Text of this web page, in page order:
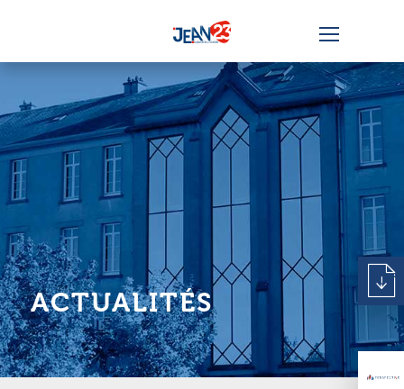
ACTUALITÉS